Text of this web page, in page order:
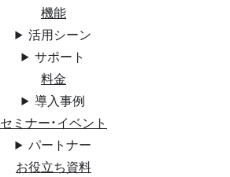
機能
活用シーン
サポート
料金
導入事例
セミナー・イベント
パートナー
お役立ち資料